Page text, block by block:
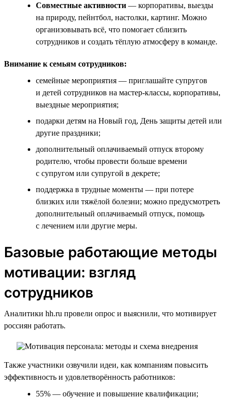
Совместные активности — корпоративы, выезды
на природу, пейнтбол, настолки, картинг. Можно
организовывать всё, что помогает сблизить
сотрудников и создать тёплую атмосферу в команде.
Внимание к семьям сотрудников:
семейные мероприятия — приглашайте супругов
и детей сотрудников на мастер-классы, корпоративы,
выездные мероприятия;
подарки детям на Новый год, День защиты детей или
другие праздники;
дополнительный оплачиваемый отпуск второму
родителю, чтобы провести больше времени
с супругом или супругой в декрете;
поддержка в трудные моменты — при потере
близких или тяжёлой болезни; можно предусмотреть
дополнительный оплачиваемый отпуск, помощь
с лечением или другие меры.
Базовые работающие методы
мотивации: взгляд
сотрудников
Аналитики hh.ru провели опрос и выяснили, что мотивирует
россиян работать.
Также участники озвучили идеи, как компаниям повысить
эффективность и удовлетворённость работников:
55% — обучение и повышение квалификации;